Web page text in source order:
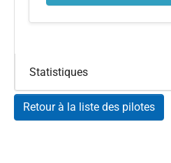
Statistiques
Retour à la liste des pilotes